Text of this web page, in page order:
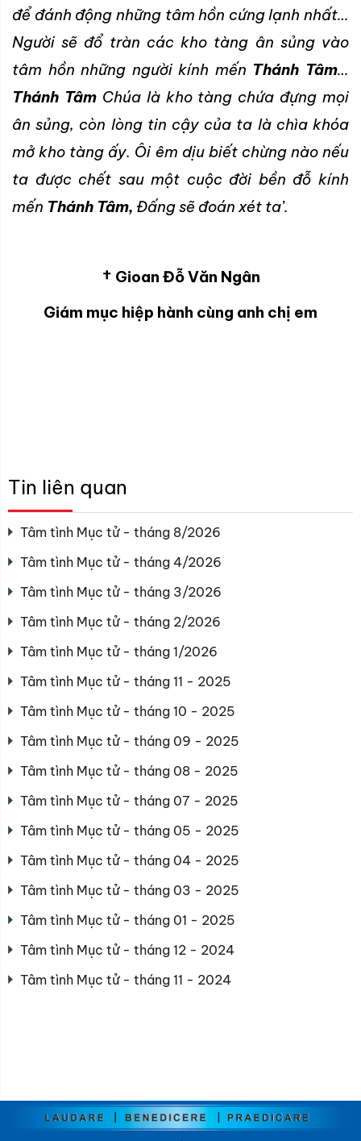
để đánh động những tâm hồn cứng lạnh nhất…
Người sẽ đổ tràn các kho tàng ân sủng vào
tâm hồn những người kính mến Thánh Tâm…
Thánh TâmChúa là kho tàng chứa đựng mọi
ân sủng, còn lòng tin cậy của ta là chìa khóa
mở kho tàng ấy. Ôi êm dịu biết chừng nào nếu
ta được chết sau một cuộc đời bền đỗ kính
mến Thánh Tâm, Đấng sẽ đoán xét ta’.
† Gioan Đỗ Văn Ngân
Giám mục hiệp hành cùng anh chị em
Tin liên quan
Tâm tình Mục tử - tháng 8/2026
Tâm tình Mục tử - tháng 4/2026
Tâm tình Mục tử - tháng 3/2026
Tâm tình Mục tử - tháng 2/2026
Tâm tình Mục tử - tháng 1/2026
Tâm tình Mục tử - tháng 11 - 2025
Tâm tình Mục tử - tháng 10 - 2025
Tâm tình Mục tử - tháng 09 - 2025
Tâm tình Mục tử - tháng 08 - 2025
Tâm tình Mục tử - tháng 07 - 2025
Tâm tình Mục tử - tháng 05 - 2025
Tâm tình Mục tử - tháng 04 - 2025
Tâm tình Mục tử - tháng 03 - 2025
Tâm tình Mục tử - tháng 01 - 2025
Tâm tình Mục tử - tháng 12 - 2024
Tâm tình Mục tử - tháng 11 - 2024